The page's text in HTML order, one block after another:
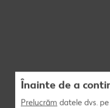
Înainte de a
Prelucrăm datele dvs.